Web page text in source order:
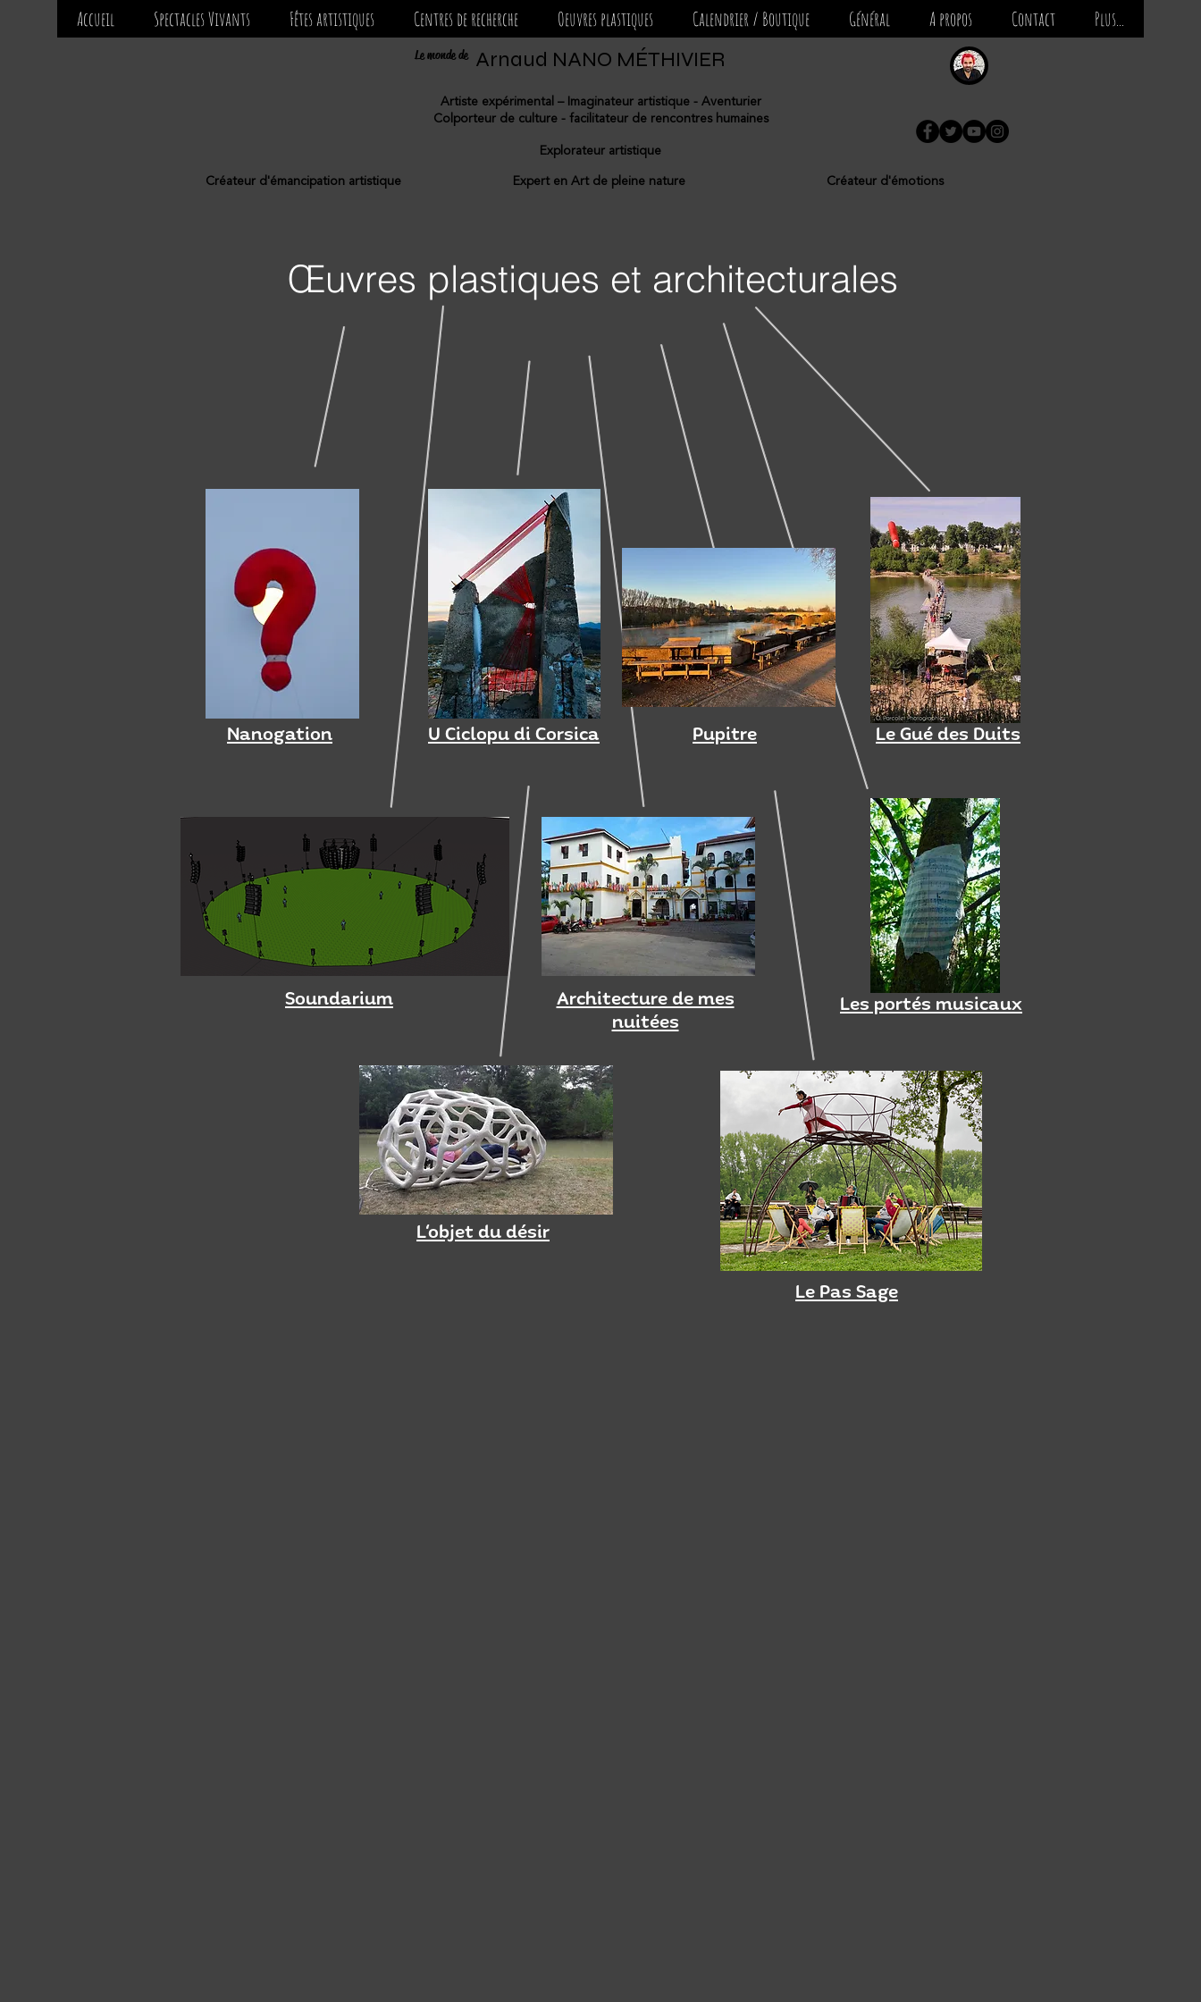
Accueil Spectacles Vivants Fêtes artistiques Centres de recherche Oeuvres plastiques Calendrier / Boutique Général A propos Contact Plus...
Arnaud NANO MÉTHIVIER
Le monde de
Artiste expérimental – Imaginateur artistique - Aventurier
Colporteur de culture - facilitateur de rencontres humaines
Explorateur artistique
Créateur d'émancipation artistique Expert en Art de pleine nature Créateur d'émotions
Œuvres plastiques et architecturales
Nanogation U Ciclopu di Corsica Pupitre Le Gué des Duits
Soundarium
Architecture de mes
nuitées
Les portés musicaux
L'objet du désir
Le Pas Sage